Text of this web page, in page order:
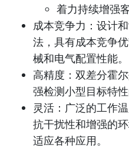
着力持续增强
成本竞争力：设计
法，具有成本竞争
械和电气配置性能。
高精度：双差分霍
强检测小型目标特性
灵活：广泛的工作
抗干扰性和增强的
适应各种应用。